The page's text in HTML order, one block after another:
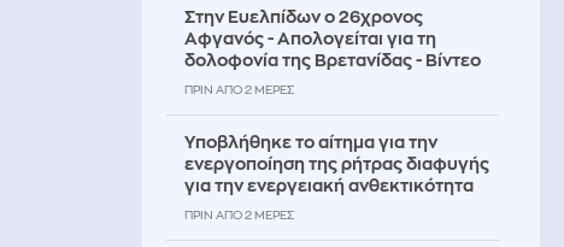
Στην Ευελπίδων ο 26χρονος
Αφγανός - Απολογείται για τη
δολοφονία της Βρετανίδας - Βίντεο
ΠΡΙΝ ΑΠΌ 2 ΜΈΡΕΣ
Υποβλήθηκε το αίτημα για την
ενεργοποίηση της ρήτρας διαφυγής
για την ενεργειακή ανθεκτικότητα
ΠΡΙΝ ΑΠΌ 2 ΜΈΡΕΣ